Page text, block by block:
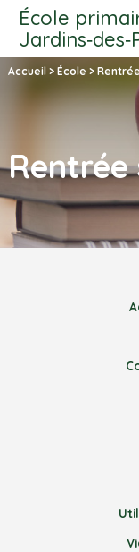
École
Accueil > École >
Rentrée